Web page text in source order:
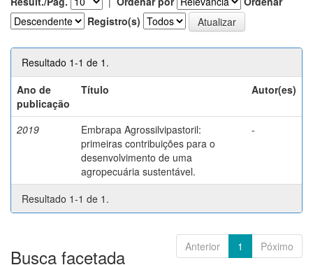
Registro(s)
Resultado 1-1 de 1.
Ano de
publicação
Título Autor(es)
2019
Embrapa Agrossilvipastoril:
primeiras contribuições para o
desenvolvimento de uma
agropecuária sustentável.
-
Resultado 1-1 de 1.
Anterior 1 Póximo
Busca facetada